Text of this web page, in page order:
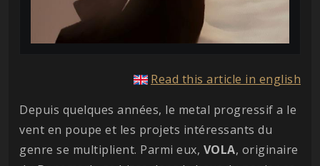
Read this article in english
Depuis quelques années, le metal progressif a le
vent en poupe et les projets intéressants du
genre se multiplient. Parmi eux, VOLA, originaire